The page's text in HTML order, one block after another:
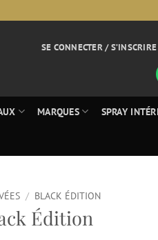
SE CONNECTER / S’INSCRIRE
MARQUES SPRAY
/ BLACK ÉDITION
Édition